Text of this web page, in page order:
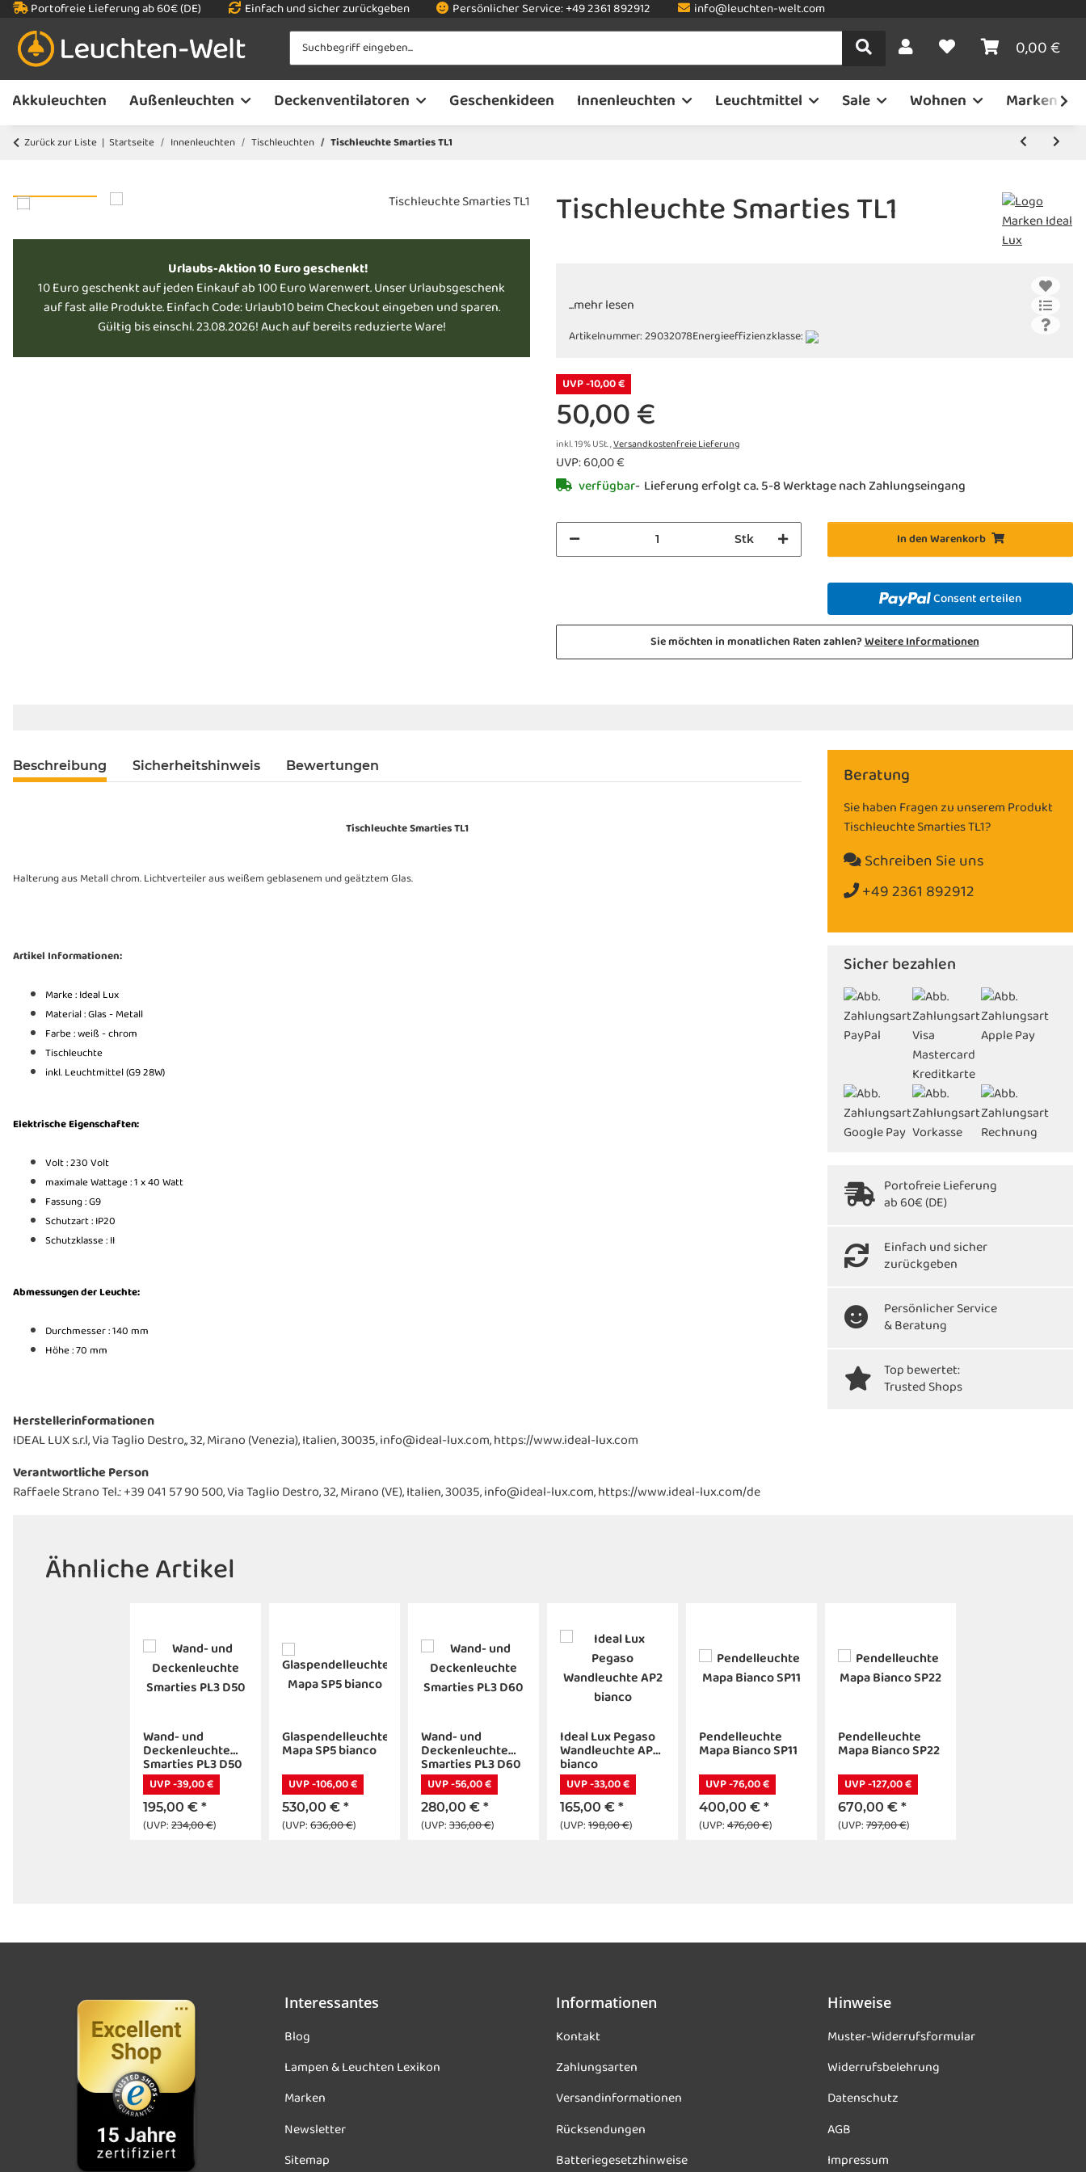
Portofreie Lieferung ab 60€ (DE) Einfach und sicher zurückgeben Persönlicher Service:+49 2361 892912 info@leuchten-welt.com
0,00 €
Akkuleuchten Außenleuchten Deckenventilatoren Geschenkideen Innenleuchten Leuchtmittel Sale Wohnen Marken
Zurück zur Liste Startseite Innenleuchten Tischleuchten Tischleuchte Smarties TL1
Urlaubs-Aktion 10 Euro geschenkt!
10 Euro geschenkt auf jeden Einkauf ab 100 Euro Warenwert. Unser Urlaubsgeschenk
auf fast alle Produkte. Einfach Code: Urlaub10 beim Checkout eingeben und sparen.
Gültig bis einschl. 23.08.2026! Auch auf bereits reduzierte Ware!
Tischleuchte Smarties TL1
...mehr lesen
Artikelnummer:29032078Energieeffizienzklasse:
UVP -10,00 €
50,00 €
inkl. 19% USt. ,Versandkostenfreie Lieferung
UVP:60,00 €
verfügbar Lieferung erfolgt ca. 5-8 Werktage nach Zahlungseingang
Stk In den Warenkorb
Consent erteilen
Sie möchten in monatlichen Raten zahlen?Weitere Informationen
Beschreibung Sicherheitshinweis Bewertungen
Tischleuchte Smarties TL1
Halterung aus Metall chrom. Lichtverteiler aus weißem geblasenem und geätztem Glas.
Artikel Informationen:
Marke : Ideal Lux
Material : Glas - Metall
Farbe : weiß - chrom
Tischleuchte
inkl. Leuchtmittel (G9 28W)
Elektrische Eigenschaften:
Volt : 230 Volt
maximale Wattage : 1 x 40 Watt
Fassung : G9
Schutzart : IP20
Schutzklasse : II
Abmessungen der Leuchte:
Durchmesser : 140 mm
Höhe : 70 mm
Herstellerinformationen
IDEAL LUX s.r.l, Via Taglio Destro,, 32, Mirano (Venezia), Italien, 30035, info@ideal-lux.com, https://www.ideal-lux.com
Verantwortliche Person
Raffaele Strano Tel.: +39 041 57 90 500, Via Taglio Destro, 32, Mirano (VE), Italien, 30035, info@ideal-lux.com, https://www.ideal-lux.com/de
Beratung
Sie haben Fragen zu unserem Produkt
Tischleuchte Smarties TL1?
Schreiben Sie uns
+49 2361 892912
Sicher bezahlen
Portofreie Lieferung
ab 60€ (DE)
Einfach und sicher
zurückgeben
Persönlicher Service
& Beratung
Top bewertet:
Trusted Shops
Ähnliche Artikel
Wand- und
Deckenleuchte
Smarties PL3 D50
UVP -39,00 €
195,00 € *
(UVP:234,00 €)
Glaspendelleuchte
Mapa SP5 bianco
UVP -106,00 €
530,00 € *
(UVP:636,00 €)
Wand- und
Deckenleuchte
Smarties PL3 D60
UVP -56,00 €
280,00 € *
(UVP:336,00 €)
Ideal Lux Pegaso
Wandleuchte AP2
bianco
UVP -33,00 €
165,00 € *
(UVP:198,00 €)
Pendelleuchte
Mapa Bianco SP11
UVP -76,00 €
400,00 € *
(UVP:476,00 €)
Pendelleuchte
Mapa Bianco SP22
UVP -127,00 €
670,00 € *
(UVP:797,00 €)
Interessantes
Blog
Lampen & Leuchten Lexikon
Marken
Newsletter
Sitemap
Informationen
Kontakt
Zahlungsarten
Versandinformationen
Rücksendungen
Batteriegesetzhinweise
Hinweise
Muster-Widerrufsformular
Widerrufsbelehrung
Datenschutz
AGB
Impressum